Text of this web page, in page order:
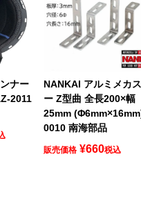
ナー
2011
NANKAI アルミメカ
ー Z型曲 全長200×幅
25mm
0010 南海部品
販売価格 ¥660税込